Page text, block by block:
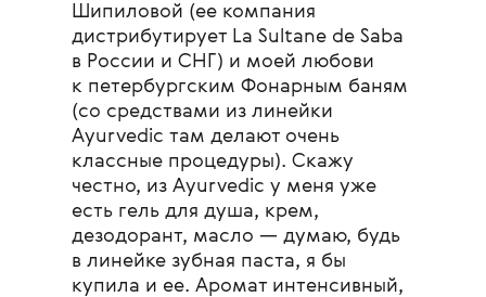
Шипиловой (ее компания
дистрибутирует La Sultane de Saba
в России и СНГ) и моей любови
к петербургским Фонарным баням
(со средствами из линейки
Ayurvedic там делают очень
классные процедуры). Скажу
честно, из Ayurvedic у меня уже
есть гель для душа, крем,
дезодорант, масло — думаю, будь
в линейке зубная паста, я бы
купила и ее. Аромат интенсивный,